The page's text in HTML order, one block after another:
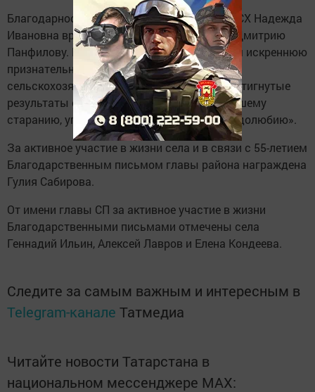
Благодарность от начальника Управления СХ Надежда
Ивановна вручила жителю села Горшково Дмитрию
Панфилову. В письме отмечено: «Выражаем искреннюю
признательность за Ваш вклад в развитие
сельскохозяйственной отрасли района, достигнутые
результаты стали возможны благодаря Вашему
старанию, упорству, ответственности и трудолюбию».
За активное участие в жизни села и в связи с 55-летием
Благодарственным письмом главы района награждена
Гулия Сабирова.
От имени главы СП за активное участие в жизни
Благодарственными письмами отмечены села
Геннадий Ильин, Алексей Лавров и Елена Кондеева.
Следите за самым важным и интересным в
Telegram-канале Татмедиа
Читайте новости Татарстана в
национальном мессенджере MАХ: